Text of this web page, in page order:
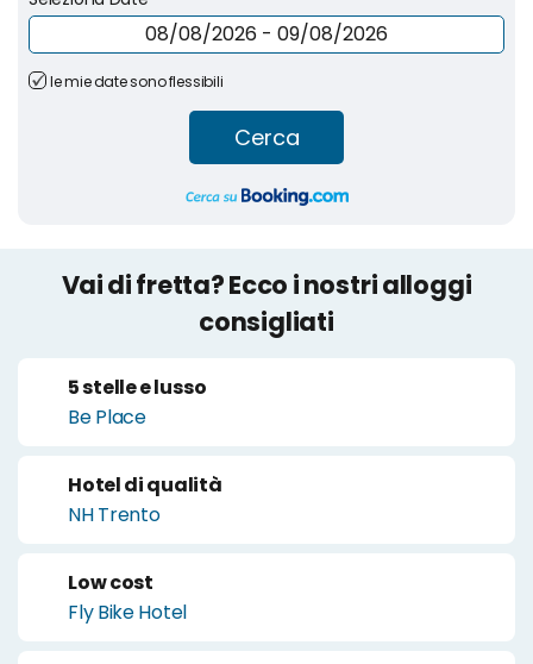
le mie date sono flessibili
Cerca
Vai di fretta? Ecco i nostri alloggi
consigliati
5 stelle e lusso
Be Place
Hotel di qualità
NH Trento
Low cost
Fly Bike Hotel